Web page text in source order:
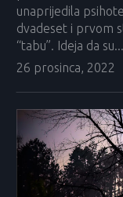
unaprijedila
dvadeset i prvom
“tabu”. Ideja da su...
26 prosinca, 2022